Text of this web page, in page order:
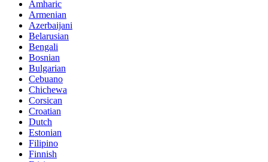
Amharic
Armenian
Azerbaijani
Belarusian
Bengali
Bosnian
Bulgarian
Cebuano
Chichewa
Corsican
Croatian
Dutch
Estonian
Filipino
Finnish